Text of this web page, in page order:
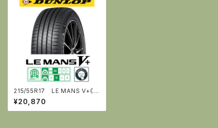
215/55R17 LE MANS V+《ﾙ・
ﾏﾝ ﾌｧｲﾌﾞﾌﾟﾗｽ》 [ダンロップ]
¥20,870